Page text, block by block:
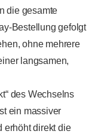
die gesamte
Bestellung gefolgt
ohne mehrere
langsamen,
des Wechselns
ein massiver
erhöht direkt die